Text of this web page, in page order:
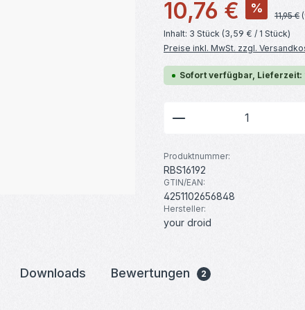
10,76 € %
11,95 €
Inhalt: 3 Stück (3,59 € / 1 Stück)
Preise inkl. MwSt. zzgl.
Sofort verfügbar, Lieferzeit:
Produkt Anzahl:
Produktnummer:
RBS16192
GTIN/EAN:
4251102656848
Hersteller:
your droid
Downloads Bewertungen 2